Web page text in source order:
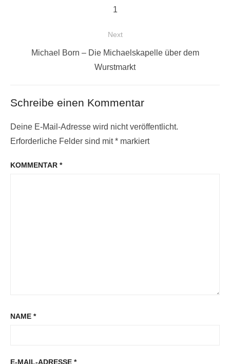
1
Next
Michael Born – Die Michaelskapelle über dem
Wurstmarkt
Schreibe einen Kommentar
Deine E-Mail-Adresse wird nicht veröffentlicht.
Erforderliche Felder sind mit* markiert
KOMMENTAR *
NAME *
E-MAIL-ADRESSE *